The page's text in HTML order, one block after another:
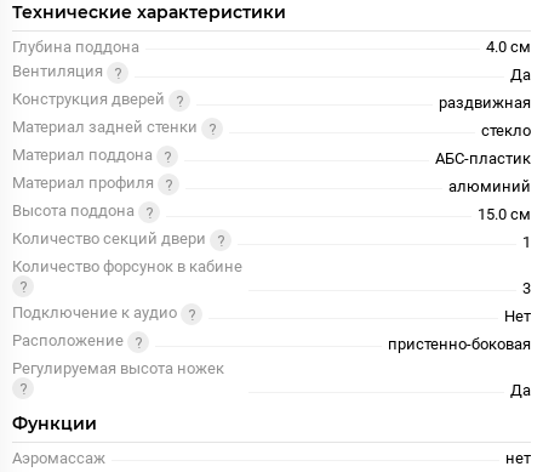
Технические характеристики
Глубина поддона
4.0 см
Вентиляция
Да
Конструкция дверей
раздвижная
Материал задней стенки
стекло
Материал поддона
АБС-пластик
Материал профиля
алюминий
Высота поддона
15.0 см
Количество секций двери
1
Количество форсунок в кабине
3
Подключение к аудио
Нет
Расположение
пристенно-боковая
Регулируемая высота ножек
Да
Функции
Аэромассаж
нет